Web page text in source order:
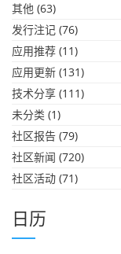
其他 (63)
发行注记 (76)
应用推荐 (11)
应用更新 (131)
技术分享 (111)
未分类 (1)
社区报告 (79)
社区新闻 (720)
社区活动 (71)
日历